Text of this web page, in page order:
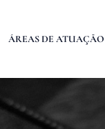
ÁREAS DE ATUAÇÃO